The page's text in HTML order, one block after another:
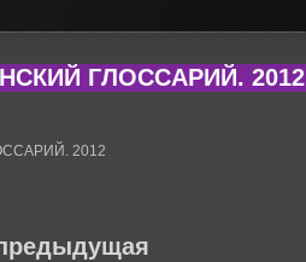
ГЛОССАРИЙ. 2012
2012